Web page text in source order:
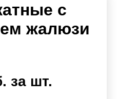
с
жалюзи
за шт.